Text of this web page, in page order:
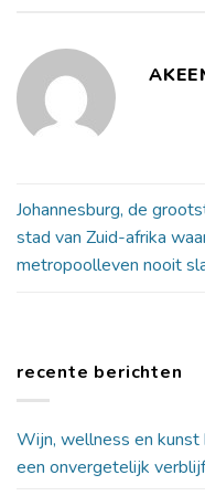
Johannesburg, de
stad van Zuid-afrika
metropoolleven nooit
recente berichten
Wijn, wellness en
een onvergetelijk verblijf